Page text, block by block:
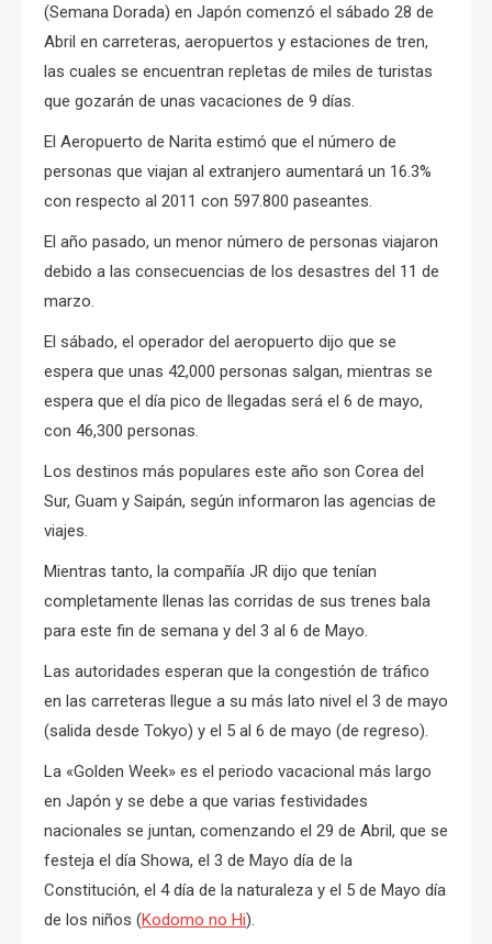
(Semana Dorada) en Japón comenzó el sábado 28 de
Abril en carreteras, aeropuertos y estaciones de tren,
las cuales se encuentran repletas de miles de turistas
que gozarán de unas vacaciones de 9 días.
El Aeropuerto de Narita estimó que el número de
personas que viajan al extranjero aumentará un 16.3%
con respecto al 2011 con 597.800 paseantes.
El año pasado, un menor número de personas viajaron
debido a las consecuencias de los desastres del 11 de
marzo.
El sábado, el operador del aeropuerto dijo que se
espera que unas 42,000 personas salgan, mientras se
espera que el día pico de llegadas será el 6 de mayo,
con 46,300 personas.
Los destinos más populares este año son Corea del
Sur, Guam y Saipán, según informaron las agencias de
viajes.
Mientras tanto, la compañía JR dijo que tenían
completamente llenas las corridas de sus trenes bala
para este fin de semana y del 3 al 6 de Mayo.
Las autoridades esperan que la congestión de tráfico
en las carreteras llegue a su más lato nivel el 3 de mayo
(salida desde Tokyo) y el 5 al 6 de mayo (de regreso).
La «Golden Week» es el periodo vacacional más largo
en Japón y se debe a que varias festividades
nacionales se juntan, comenzando el 29 de Abril, que se
festeja el día Showa, el 3 de Mayo día de la
Constitución, el 4 día de la naturaleza y el 5 de Mayo día
de los niños (Kodomo no Hi).